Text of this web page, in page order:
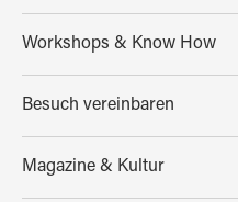
Workshops & Know How
Besuch vereinbaren
Magazine & Kultur